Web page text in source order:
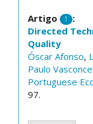
Artigo 1
:
Directed
Quality
Óscar Afonso,
Paulo
Portuguese
97.